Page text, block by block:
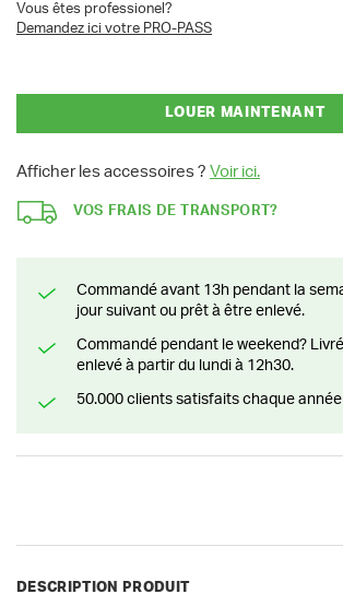
Vous êtes professionel?
Demandez ici votre PRO-PASS
LOUER MAINTENANT
Afficher les accessoires ? Voir ici.
VOS FRAIS DE TRANSPORT?
Commandé avant 13h pendant la semaine? Livré le
jour suivant ou prêt à être enlevé.
Commandé pendant le weekend? Livré ou prêt à être
enlevé à partir du lundi à 12h30.
50.000 clients satisfaits chaque année
DESCRIPTION PRODUIT